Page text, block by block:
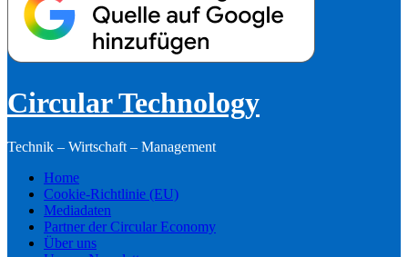
Circular Technology
Technik – Wirtschaft – Management
Home
Cookie-Richtlinie (EU)
Mediadaten
Partner der Circular Economy
Über uns